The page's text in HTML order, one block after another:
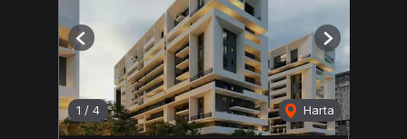
1 / 4 Harta
Previous Next